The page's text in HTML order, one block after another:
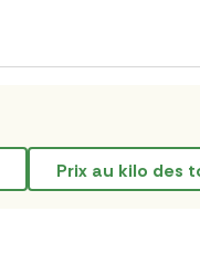
prix au kilo des